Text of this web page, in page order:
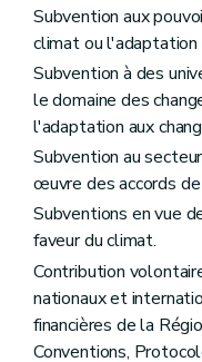
Subvention aux
climat ou l'adaptation
Subvention à des
le domaine des
l'adaptation aux
Subvention au
œuvre des accords
Subventions en vue
faveur du climat.
Contribution
nationaux et
financières de la
Conventions,